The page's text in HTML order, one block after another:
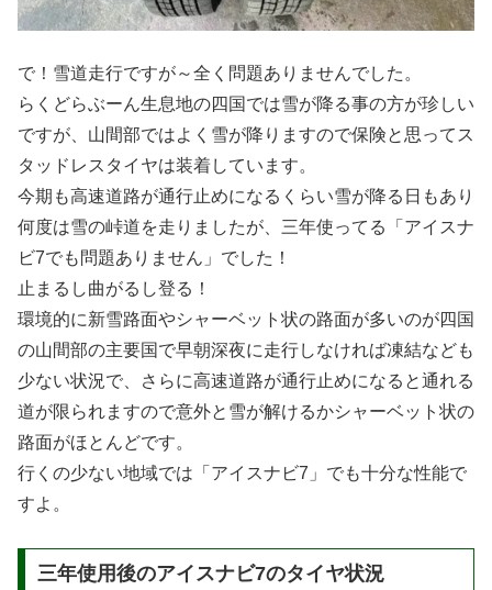
で！雪道走行ですが～全く問題ありませんでした。
らくどらぶーん生息地の四国では雪が降る事の方が珍しい
ですが、山間部ではよく雪が降りますので保険と思ってス
タッドレスタイヤは装着しています。
今期も高速道路が通行止めになるくらい雪が降る日もあり
何度は雪の峠道を走りましたが、三年使ってる「アイスナ
ビ7でも問題ありません」でした！
止まるし曲がるし登る！
環境的に新雪路面やシャーベット状の路面が多いのが四国
の山間部の主要国で早朝深夜に走行しなければ凍結なども
少ない状況で、さらに高速道路が通行止めになると通れる
道が限られますので意外と雪が解けるかシャーベット状の
路面がほとんどです。
行くの少ない地域では「アイスナビ7」でも十分な性能で
すよ。
三年使用後のアイスナビ7のタイヤ状況